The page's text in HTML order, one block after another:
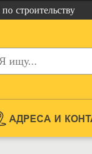
по строительству
АДРЕСА И